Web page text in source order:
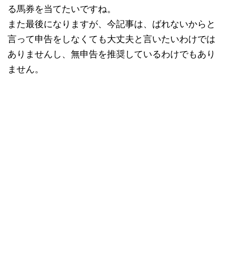
る馬券を当てたいですね。
また最後になりますが、今記事は、ばれないからと
言って申告をしなくても大丈夫と言いたいわけでは
ありませんし、無申告を推奨しているわけでもあり
ません。